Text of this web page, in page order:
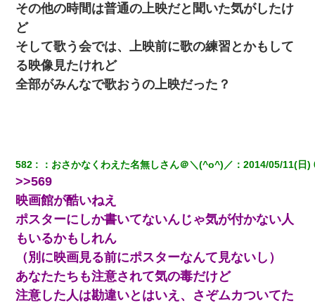
新卒の女性社員に1年半ストーカーされていた。俺「マジで怖い」
上司「話をしてみる」→女性社員「実は10数年前に…」
私「まとめ買いして冷凍ストックしてる」Ａ「ずるい！クレク
レ！」私「なんでよ」Ａ「ケーチ！バーカ！」→ 後日、Ａ旦那が
凸してきた
朝起きたら嫁がいなかった。俺（嫁も嫁実家も電話に出ない…不
安だ）→ 仕事を早退して帰宅すると、嫁と嫁両親と知らない男が
２人・・・
ワイアラサー主婦、昨晩久しぶりに夫と致した結果ｗｗｗｗｗ
彼にプロポーズされたんだけど、実は資産家だと知って婚約破棄
した。B子「A男くんと別れたって本当？私が付き合ってもい
い？」
その他の時間は普通の上映だと聞いた気がしたけ
ど
そして歌う会では、上映前に歌の練習とかもして
る映像見たけれど
全部がみんなで歌おうの上映だった？
582 ： おさかなくわえた名無しさん＠＼(^o^)／ ：2014/05/11(日)
>>569
映画館が酷いねえ
ポスターにしか書いてないんじゃ気が付かない人
もいるかもしれん
（別に映画見る前にポスターなんて見ないし）
あなたたちも注意されて気の毒だけど
注意した人は勘違いとはいえ、さぞムカついてた